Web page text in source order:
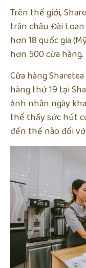
Trên thế giới,
trân châu Đài
hơn 18 quốc gia
hơn 500 cửa hàng.
Cửa hàng
hàng thứ 19 tại
ảnh nhân ngày
thể thấy sức hút
đến thế nào đối